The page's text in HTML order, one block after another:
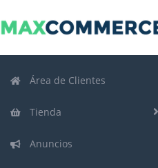
Área de Clientes
Tienda
Anuncios